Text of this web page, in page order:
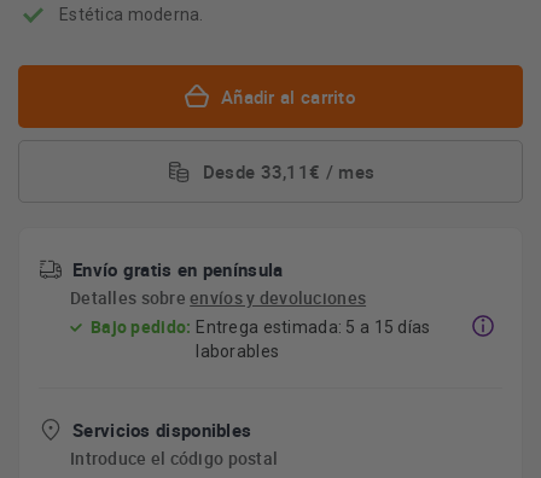
Estética moderna.
Añadir al carrito
Desde 33,11€ / mes
Envío gratis en península
Detalles sobreenvíos y devoluciones
Bajo pedido: Entrega estimada: 5 a 15 días
laborables
Servicios disponibles
Introduce el código postal